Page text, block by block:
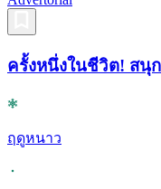
ครั้งหนึ่งในชีวิต! ส
ฤดูหนาว